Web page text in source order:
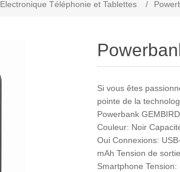
Electronique Téléphonie et Tablettes /
Si vous êtes
pointe de la
Powerbank
Couleur: Noir
Oui Connexions:
mAh Tension de
Smartphone